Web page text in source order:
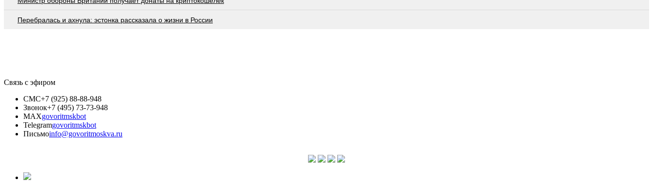
Перебралась и ахнула: эстонка рассказала о жизни в России
Связь с эфиром
СМС+7 (925) 88-88-948
Звонок+7 (495) 73-73-948
MAXgovoritmskbot
Telegramgovoritmskbot
Письмоinfo@govoritmoskva.ru